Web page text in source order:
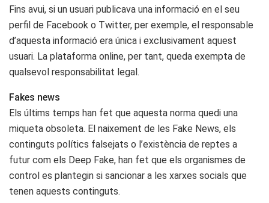
Fins avui, si un usuari publicava una informació en el seu
perfil de Facebook o Twitter, per exemple, el responsable
d’aquesta informació era única i exclusivament aquest
usuari. La plataforma online, per tant, queda exempta de
qualsevol responsabilitat legal.
Fakes news
Els últims temps han fet que aquesta norma quedi una
miqueta obsoleta. El naixement de les Fake News, els
continguts polítics falsejats o l’existència de reptes a
futur com els Deep Fake, han fet que els organismes de
control es plantegin si sancionar a les xarxes socials que
tenen aquests continguts.